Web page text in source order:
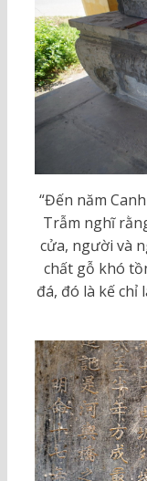
“Đến năm
Trẫm nghĩ
cửa, người và
chất gỗ khó
đá, đó là kế chỉ